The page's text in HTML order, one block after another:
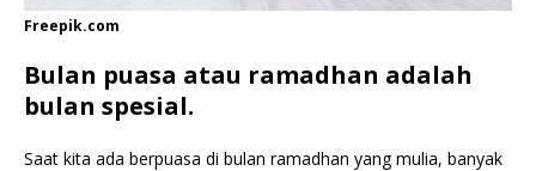
Freepik.com
Bulan puasa atau ramadhan adalah
bulan spesial.
Saat kita ada berpuasa di bulan ramadhan yang mulia, banyak